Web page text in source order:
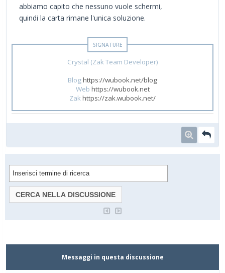
abbiamo capito che nessuno vuole schermi,
quindi la carta rimane l'unica soluzione.
Crystal (Zak Team Developer)
Bloghttps://wubook.net/blog
Web https://wubook.net
Zakhttps://zak.wubook.net/
Messaggi in questa discussione